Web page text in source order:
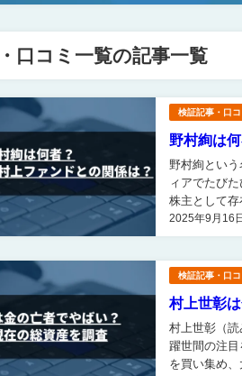
口コミ一覧の記事一覧
検証記事・口
野村絢は
2025年9月16
野村絢という名前を
ィアでたび
株主として存在感を示してきま
検証記事・口
村上世彰
村上世彰（
躍世間の注目を浴びました。 村上ファン
を買い集め